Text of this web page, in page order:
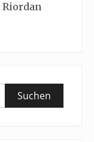
Riordan